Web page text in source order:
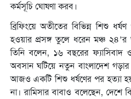
কর্মসূচি ঘোষণা করব।
ব্রিফিংয়ে অতীতের বিভিন্ন শিশু
হওয়ার প্রসঙ্গ তুলে ধরেন মঞ্চ ২৪’র
তিনি বলেন, ১৬ বছরের ফ্যাসিবাদ ও
অবসান ঘটিয়ে নতুন বাংলাদেশ গড়ার
আজও একটি শিশু ধর্ষণের পর হত্যা
না। রামিসার বাবাও বলেছেন, দেশে